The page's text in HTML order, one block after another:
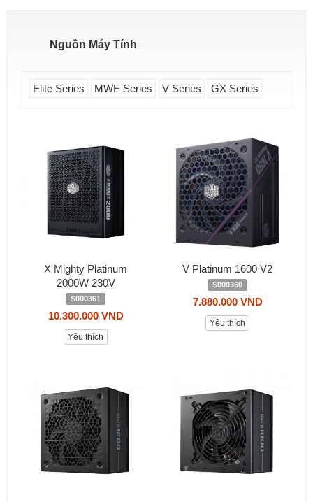
Nguồn Máy Tính
Elite Series MWE Series V Series GX Series
X Mighty Platinum
2000W 230V
S000361
10.300.000 VND
Yêu thích
V Platinum 1600 V2
S000360
7.880.000 VND
Yêu thích